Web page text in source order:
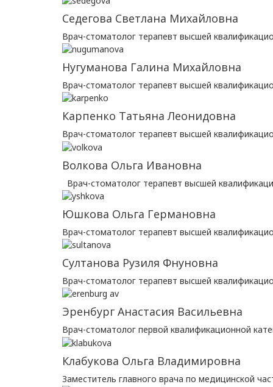
Седегова Светлана Михайловна
Врач-стоматолог терапевт высшей
Нугуманова Галина Михайловна
Врач-стоматолог терапевт высшей
Карпенко Татьяна Леонидовна
Врач-стоматолог терапевт высшей
Волкова Ольга Ивановна
Врач-стоматолог терапевт высшей
Юшкова Ольга Германовна
Врач-стоматолог терапевт высшей
Султанова Рузиля Фнуновна
Врач-стоматолог терапевт высшей
Эренбург Анастасия Васильевна
Врач-стоматолог первой квалификационной
Клабукова Ольга Владимировна
Заместитель главного врача по медицинской